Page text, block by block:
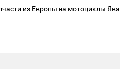
из Европы на мотоциклы